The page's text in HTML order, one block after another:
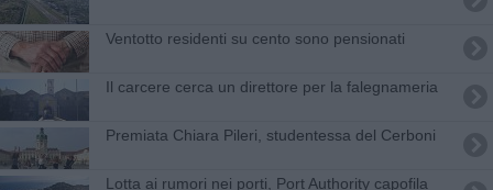
Ventotto residenti su cento sono pensionati
Il carcere cerca un direttore per la falegnameria
Premiata Chiara Pileri, studentessa del Cerboni
Lotta ai rumori nei porti, Port Authority capofila